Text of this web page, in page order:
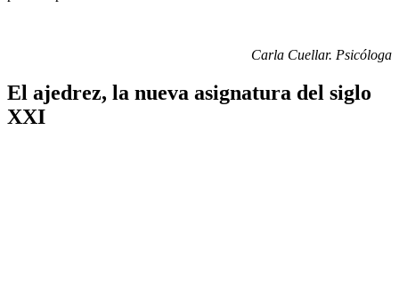
Carla Cuellar. Psicóloga
El ajedrez, la nueva asignatura del siglo
XXI